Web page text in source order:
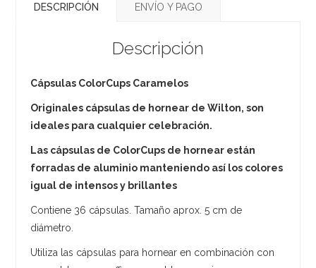
DESCRIPCIÓN ENVÍO Y PAGO
Descripción
Cápsulas ColorCups Caramelos
Originales cápsulas de hornear de Wilton, son
ideales para cualquier celebración.
Las cápsulas de ColorCups de hornear están
forradas de aluminio manteniendo así los colores
igual de intensos y brillantes
Contiene 36 cápsulas. Tamaño aprox. 5 cm de
diámetro.
Utiliza las cápsulas para hornear en combinación con